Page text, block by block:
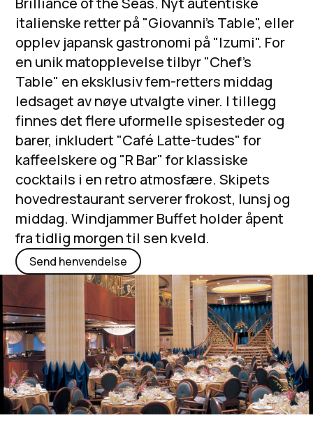
italienske retter på "Giovanni's Table", eller
opplev japansk gastronomi på "Izumi". For
en unik matopplevelse tilbyr "Chef's
Table" en eksklusiv fem-retters middag
ledsaget av nøye utvalgte viner. I tillegg
finnes det flere uformelle spisesteder og
barer, inkludert "Café Latte-tudes" for
kaffeelskere og "R Bar" for klassiske
cocktails i en retro atmosfære. Skipets
hovedrestaurant serverer frokost, lunsj og
middag. Windjammer Buffet holder åpent
fra tidlig morgen til sen kveld.
Send henvendelse